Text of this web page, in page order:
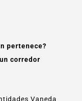
pertenece?
corredor
Vaneda